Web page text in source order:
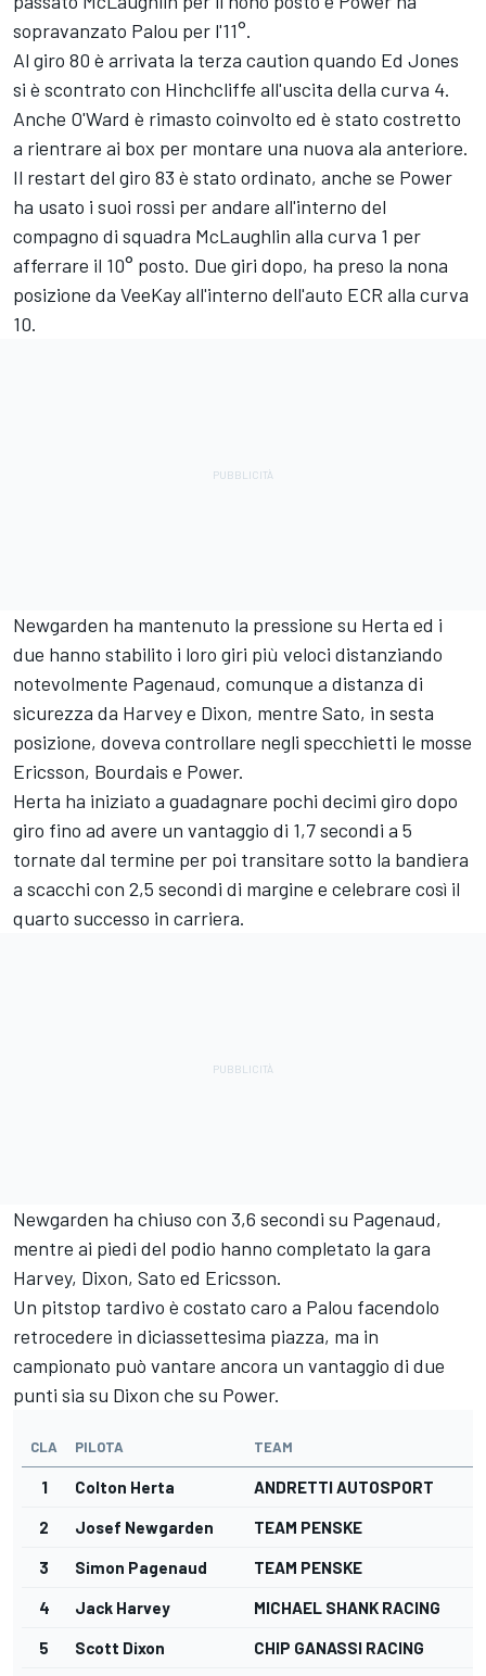
sopravanzato Palou per l'11°.
Al giro 80 è arrivata la terza caution quando Ed Jones
si è scontrato con Hinchcliffe all'uscita della curva 4.
Anche O'Ward è rimasto coinvolto ed è stato costretto
a rientrare ai box per montare una nuova ala anteriore.
Il restart del giro 83 è stato ordinato, anche se Power
ha usato i suoi rossi per andare all'interno del
compagno di squadra McLaughlin alla curva 1 per
afferrare il 10° posto. Due giri dopo, ha preso la nona
posizione da VeeKay all'interno dell'auto ECR alla curva
10.
Newgarden ha mantenuto la pressione su Herta ed i
due hanno stabilito i loro giri più veloci distanziando
notevolmente Pagenaud, comunque a distanza di
sicurezza da Harvey e Dixon, mentre Sato, in sesta
posizione, doveva controllare negli specchietti le mosse
Ericsson, Bourdais e Power.
Herta ha iniziato a guadagnare pochi decimi giro dopo
giro fino ad avere un vantaggio di 1,7 secondi a 5
tornate dal termine per poi transitare sotto la bandiera
a scacchi con 2,5 secondi di margine e celebrare così il
quarto successo in carriera.
Newgarden ha chiuso con 3,6 secondi su Pagenaud,
mentre ai piedi del podio hanno completato la gara
Harvey, Dixon, Sato ed Ericsson.
Un pitstop tardivo è costato caro a Palou facendolo
retrocedere in diciassettesima piazza, ma in
campionato può vantare ancora un vantaggio di due
punti sia su Dixon che su Power.
CLA PILOTA TEAM
1 Colton Herta ANDRETTI AUTOSPORT
2 Josef Newgarden TEAM PENSKE
3 Simon Pagenaud TEAM PENSKE
4 Jack Harvey MICHAEL SHANK RACING
5 Scott Dixon CHIP GANASSI RACING